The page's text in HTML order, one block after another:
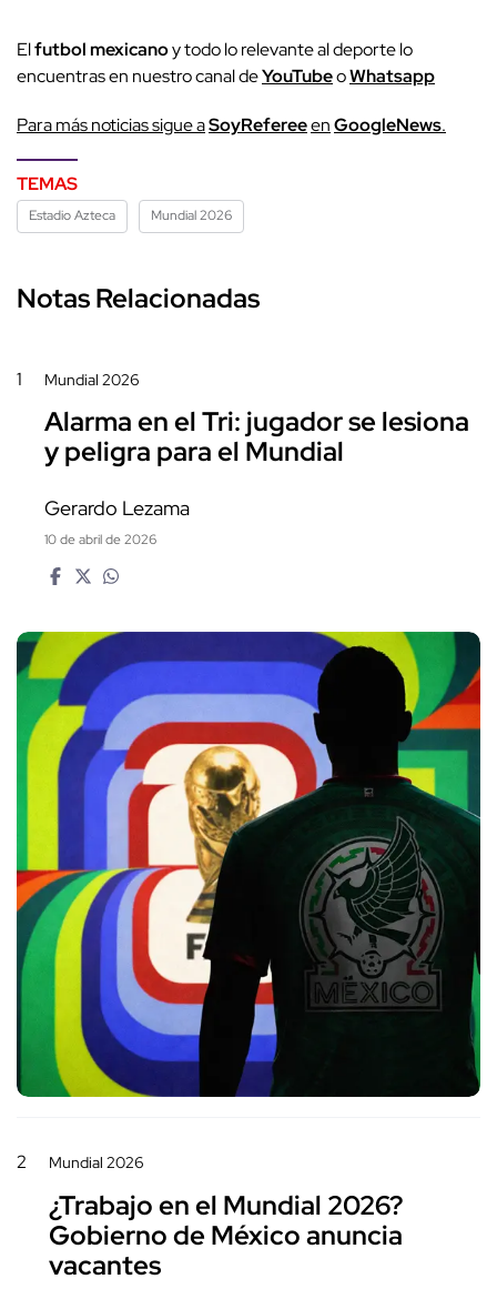
Elfutbol mexicanoy todo lo relevante al deporte lo
encuentras en nuestro canal deYouTubeoWhatsapp
Para más noticias sigue aSoyRefereeenGoogleNews.
TEMAS
Estadio Azteca Mundial 2026
Notas Relacionadas
1 Mundial 2026
Alarma en el Tri: jugador se lesiona
y peligra para el Mundial
Gerardo Lezama
10 de abril de 2026
2 Mundial 2026
¿Trabajo en el Mundial 2026?
Gobierno de México anuncia
vacantes